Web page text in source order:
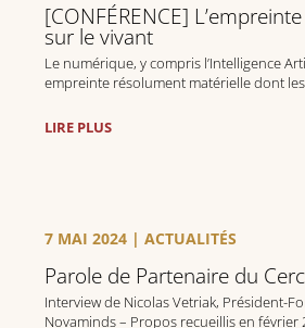
[CONFÉRENCE]
sur le vivant
Le numérique, y compris l’Intelligence
empreinte résolument matérielle dont
encore largement méconnues et sous-
LIRE PLUS
Parole de Partenaire du
7 MAI 2024 |ACTUALITÉS
Interview de Nicolas Vetriak, Président-
Novaminds – Propos recueillis en février